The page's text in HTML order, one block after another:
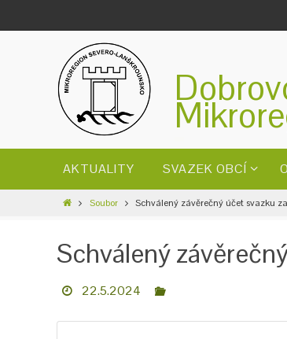
AKTUALITY SVAZEK OBCÍ
Soubor Schválený závěrečný účet svazku
Schválený
22.5.2024